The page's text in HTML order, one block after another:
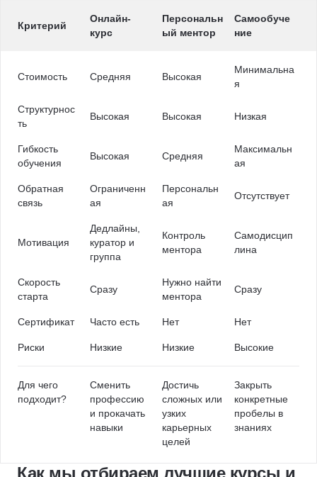
Критерий
Онлайн-
курс
Персональн
ый ментор
Самообуче
ние
Стоимость Средняя Высокая
Минимальна
я
Структурнос
ть
Высокая Высокая Низкая
Гибкость
обучения
Высокая Средняя
Максимальн
ая
Обратная
связь
Ограниченн
ая
Персональн
ая
Отсутствует
Мотивация
Дедлайны,
куратор и
группа
Контроль
ментора
Самодисцип
лина
Скорость
старта
Сразу
Нужно найти
ментора
Сразу
Сертификат Часто есть Нет Нет
Риски Низкие Низкие Высокие
Для чего
подходит?
Сменить
профессию
и прокачать
навыки
Достичь
сложных или
узких
карьерных
целей
Закрыть
конкретные
пробелы в
знаниях
Как мы отбираем лучшие курсы и